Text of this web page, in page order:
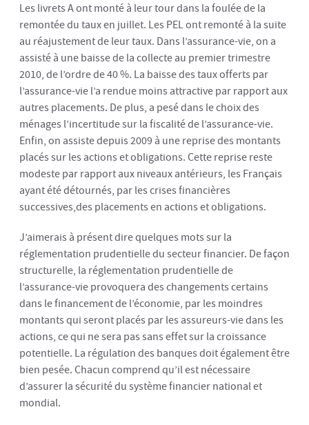
Les livrets A ont monté à leur tour dans la foulée de la
remontée du taux en juillet. Les PEL ont remonté à la suite
au réajustement de leur taux. Dans l’assurance-vie, on a
assisté à une baisse de la collecte au premier trimestre
2010, de l’ordre de 40 %. La baisse des taux offerts par
l’assurance-vie l’a rendue moins attractive par rapport aux
autres placements. De plus, a pesé dans le choix des
ménages l’incertitude sur la fiscalité de l’assurance-vie.
Enfin, on assiste depuis 2009 à une reprise des montants
placés sur les actions et obligations. Cette reprise reste
modeste par rapport aux niveaux antérieurs, les Français
ayant été détournés, par les crises financières
successives,des placements en actions et obligations.
J’aimerais à présent dire quelques mots sur la
réglementation prudentielle du secteur financier. De façon
structurelle, la réglementation prudentielle de
l’assurance-vie provoquera des changements certains
dans le financement de l’économie, par les moindres
montants qui seront placés par les assureurs-vie dans les
actions, ce qui ne sera pas sans effet sur la croissance
potentielle. La régulation des banques doit également être
bien pesée. Chacun comprend qu’il est nécessaire
d’assurer la sécurité du système financier national et
mondial.